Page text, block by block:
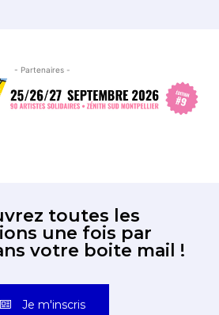
- Partenaires -
toutes les
une fois par
votre boite mail !
Je m'inscris